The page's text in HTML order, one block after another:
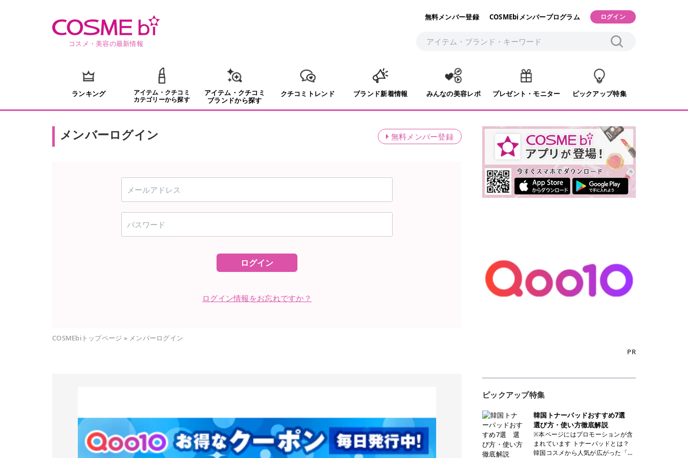
コスメ・美容の最新情報
無料メンバー登録 COSMEbiメンバープログラム ログイン
ランキング
アイテム・クチコミ
カテゴリーから探す
アイテム・クチコミ
ブランドから探す
クチコミトレンド ブランド新着情報 みんなの美容レポ プレゼント・モニター ピックアップ特集
メンバーログイン 無料メンバー登録
ログイン
ログイン情報をお忘れですか？
COSMEbiトップページ » メンバーログイン
PR
ピックアップ特集
韓国トナーパッドおすすめ7選
選び方・使い方徹底解説
※本ページにはプロモーションが含
まれています トナーパッドとは？
韓国コスメから人気が広がった「ト